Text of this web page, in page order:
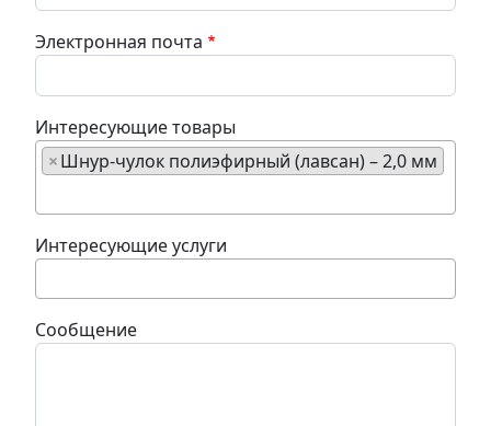
Электронная почта
Интересующие товары
×Шнур-чулок полиэфирный (лавсан) – 2,0 мм
Интересующие услуги
Сообщение